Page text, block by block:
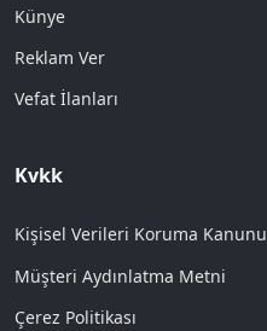
Künye
Reklam Ver
Vefat İlanları
Kvkk
Kişisel Verileri Koruma Kanunu
Müşteri Aydınlatma Metni
Çerez Politikası